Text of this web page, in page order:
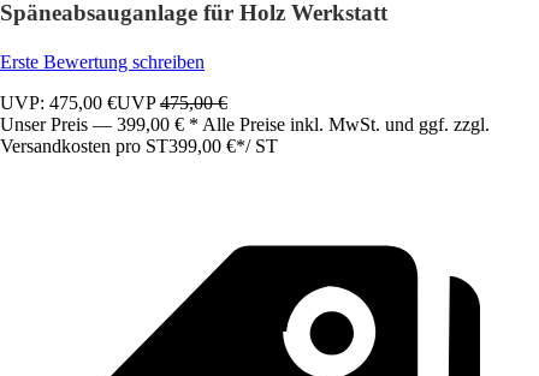
Späneabsauganlage für Holz Werkstatt
Erste Bewertung schreiben
UVP: 475,00 €UVP475,00 €
Unser Preis — 399,00 € * Alle Preise inkl. MwSt. und ggf. zzgl.
Versandkosten pro ST399,00 €*/ ST